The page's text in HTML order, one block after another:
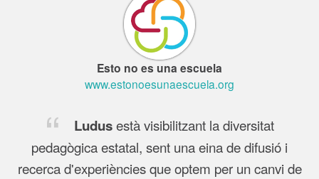
Esto no es una escuela
www.estonoesunaescuela.org
Ludusestà visibilitzant la diversitat
pedagògica estatal, sent una eina de difusió i
recerca d'experiències que optem per un canvi de